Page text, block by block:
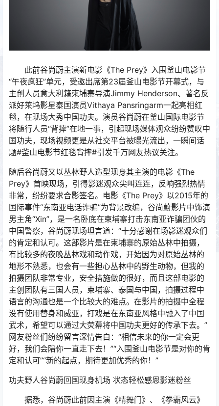
此前谷尚蔚主演新电影《The Prey》入围釜山电影节
“午夜疯狂”单元，受邀出席第23届釜山电影节开幕式，与
主创人员意大利籍柬埔寨导演Jimmy Henderson、著名反
派好莱坞影星泰国演员Vithaya Pansringarm一起亮相红
毯，在现场大秀中国功夫。演员谷尚蔚在釜山国际电影节
将随行人员“背摔”在地一事，引起现场媒体观众纷纷赞叹中
国功夫，现场视频更是从社交平台被曝光流出，一瞬间话
题#釜山电影节红毯背摔#引发千万网友热议关注。
随后谷尚蔚又以丛林野人造型现身其主演的电影《The
Prey》首映现场，引得影迷观众尖叫连连，反响强烈热情
非常，纷纷要求合影签名。电影《The Prey》以2015年的
国际事件“东南亚电话诈骗”为背景改编，谷尚蔚影片中饰演
男主角“Xin”，是一名卧底在柬埔寨打击东南亚诈骗团伙的
中国警察，谷尚蔚现场坦言道：“十分感谢在场影迷观众们
的肯定和认可。这部影片是在柬埔寨的原始丛林中拍摄，
有比较多的夜晚丛林戏和动作戏，开始因为对原始丛林的
地形不熟悉，也会有一些担心丛林中的野生动物，但我的
拍摄团队非常专业，安全措施做的很好，而且这部电影的
主创团队有三国人员，柬埔寨、泰国与中国，拍摄过程中
语言的沟通也是一个比较大的难点。在影片的拍摄中全程
没有使用替身和威亚，打戏是在东南亚风格中融入了中国
武术，希望可以通过大荧幕将中国功夫更好的传承下去。”
网友粉丝们纷纷留言深情告白：“相信未来的你一定会更
好，我们会陪你一直走下去！”“入围釜山电影节是对你的肯
定和认可”“新的起点，期待更加优秀的你！”
功夫野人谷尚蔚回国现身机场 状态轻松感恩影迷粉丝
据悉，谷尚蔚此前因主演《精舞门》、《拳霸风云》